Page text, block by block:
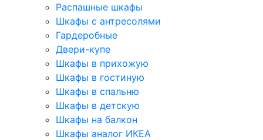
Распашные шкафы
Шкафы с антресолями
Гардеробные
Двери-купе
Шкафы в прихожую
Шкафы в гостиную
Шкафы в спальню
Шкафы в детскую
Шкафы на балкон
Шкафы аналог ИКЕА